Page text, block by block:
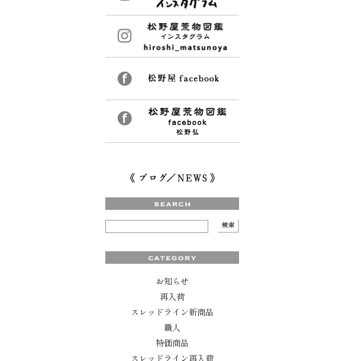
お知らせ
再入荷
スレッドライン新商品
職人
特価商品
スレッドライン再入荷